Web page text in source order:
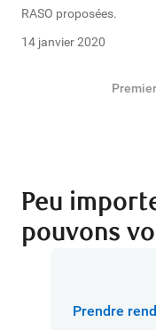
RASO proposées.
14 janvier 2020
Premier
Peu
pouvons
Prendre